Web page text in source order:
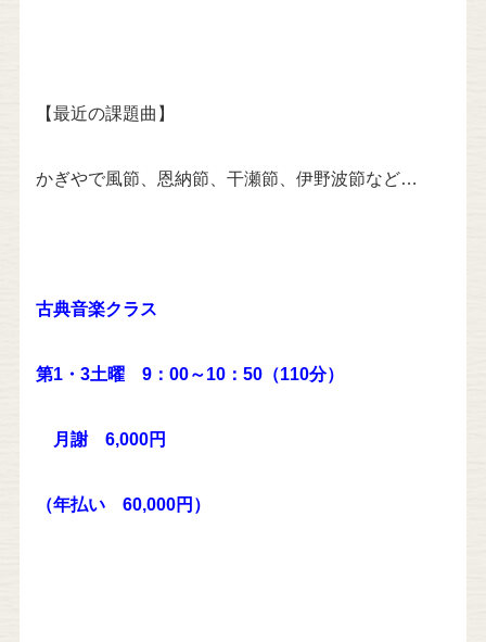
【最近の課題曲】
かぎやで風節、恩納節、干瀬節、伊野波節など…
古典音楽クラス
第1・3土曜 9：00～10：50（110分）
月謝 6,000円
（年払い 60,000円）